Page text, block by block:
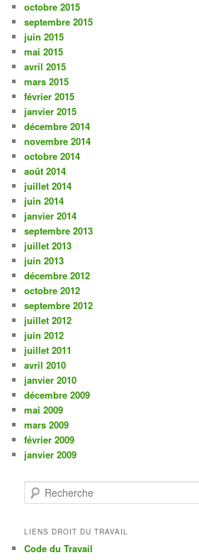
octobre 2015
septembre 2015
juin 2015
mai 2015
avril 2015
mars 2015
février 2015
janvier 2015
décembre 2014
novembre 2014
octobre 2014
août 2014
juillet 2014
juin 2014
janvier 2014
septembre 2013
juillet 2013
juin 2013
décembre 2012
octobre 2012
septembre 2012
juillet 2012
juin 2012
juillet 2011
avril 2010
janvier 2010
décembre 2009
mai 2009
mars 2009
février 2009
janvier 2009
e
h
r
LIENS DROIT DU TRAVAIL
Code du Travail